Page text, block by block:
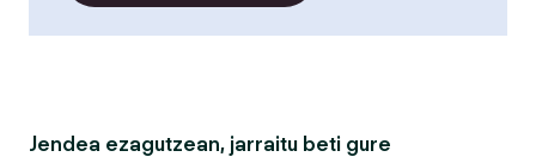
Jendea ezagutzean, jarraitu beti gure